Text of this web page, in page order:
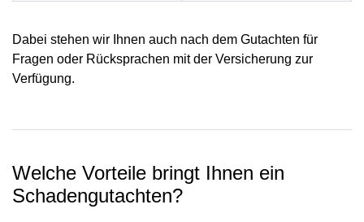
Dabei stehen wir Ihnen auch nach dem Gutachten für
Fragen oder Rücksprachen mit der Versicherung zur
Verfügung.
Welche Vorteile bringt Ihnen ein
Schadengutachten?